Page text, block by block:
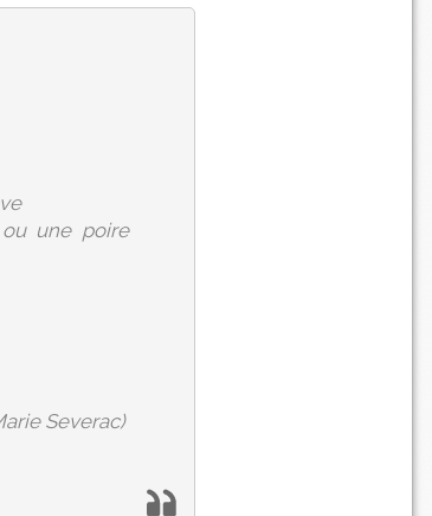
une poire
Severac)